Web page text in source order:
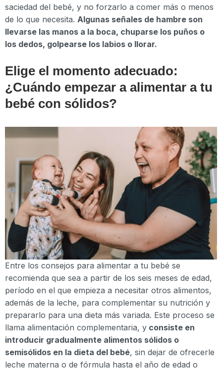
saciedad del bebé, y no forzarlo a comer más o menos
de lo que necesita. Algunas señales de hambre son
llevarse las manos a la boca, chuparse los puños o
los dedos, golpearse los labios o llorar.
Elige el momento adecuado:
¿Cuándo empezar a alimentar a tu
bebé con sólidos?
Entre los consejos para alimentar a tu bebé se
recomienda que sea a partir de los seis meses de edad,
período en el que empieza a necesitar otros alimentos,
además de la leche, para complementar su nutrición y
prepararlo para una dieta más variada. Este proceso se
llama alimentación complementaria, y consiste en
introducir gradualmente alimentos sólidos o
semisólidos en la dieta del bebé, sin dejar de ofrecerle
leche materna o de fórmula hasta el año de edad o